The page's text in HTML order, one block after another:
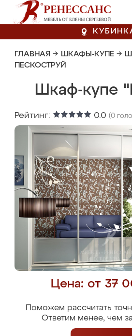
ГЛАВНАЯ → ШКАФЫ-КУПЕ →
ПЕСКОСТРУЙ
Шкаф-купе
Рейтинг: 0.0 (0
Цена: от 37
Поможем рассчитать
Ответим менее, чем